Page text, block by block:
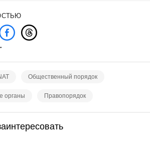
Общественный порядок
органы Правопорядок